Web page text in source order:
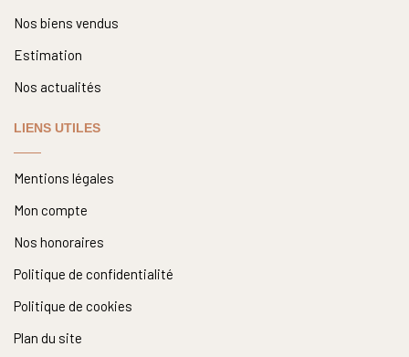
Nos biens vendus
Estimation
Nos actualités
LIENS UTILES
Mentions légales
Mon compte
Nos honoraires
Politique de confidentialité
Politique de cookies
Plan du site